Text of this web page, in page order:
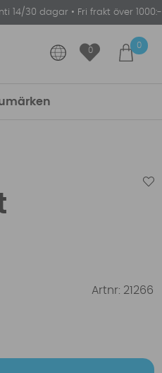
14/30 dagar • Fri frakt över 1000:-
0
0
Artnr: 21266